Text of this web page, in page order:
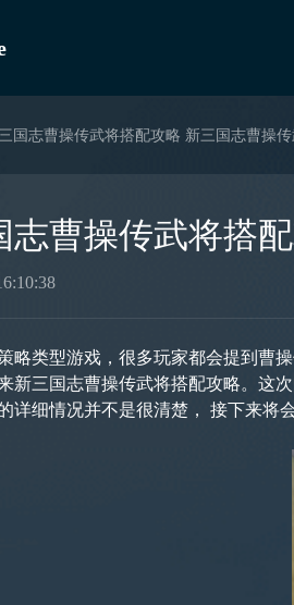
国志曹操传武将搭配攻略 新三国志曹操
志曹操传武将搭
略类型游戏，很多玩家都会提到曹
新三国志曹操传武将搭配攻略。这
详细情况并不是很清楚， 接下来将